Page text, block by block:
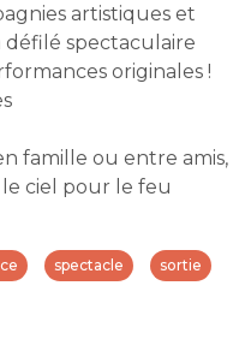
artistiques et
défilé spectaculaire
originales !
famille ou entre amis,
ciel pour le feu
spectacle sortie